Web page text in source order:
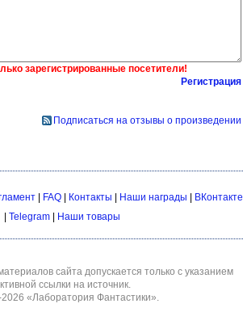
зарегистрированные посетители!
Регистрация
Подписаться на отзывы о произведении
| FAQ| Контакты | Наши награды | ВКонтакте
| Telegram | Наши товары
сайта допускается только с указанием
ссылки на источник.
«Лаборатория Фантастики»